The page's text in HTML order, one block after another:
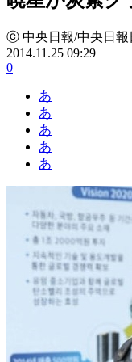
ⓒ 中央日報/中央日報
2014.11.25 09:29
0
あ
あ
あ
あ
あ